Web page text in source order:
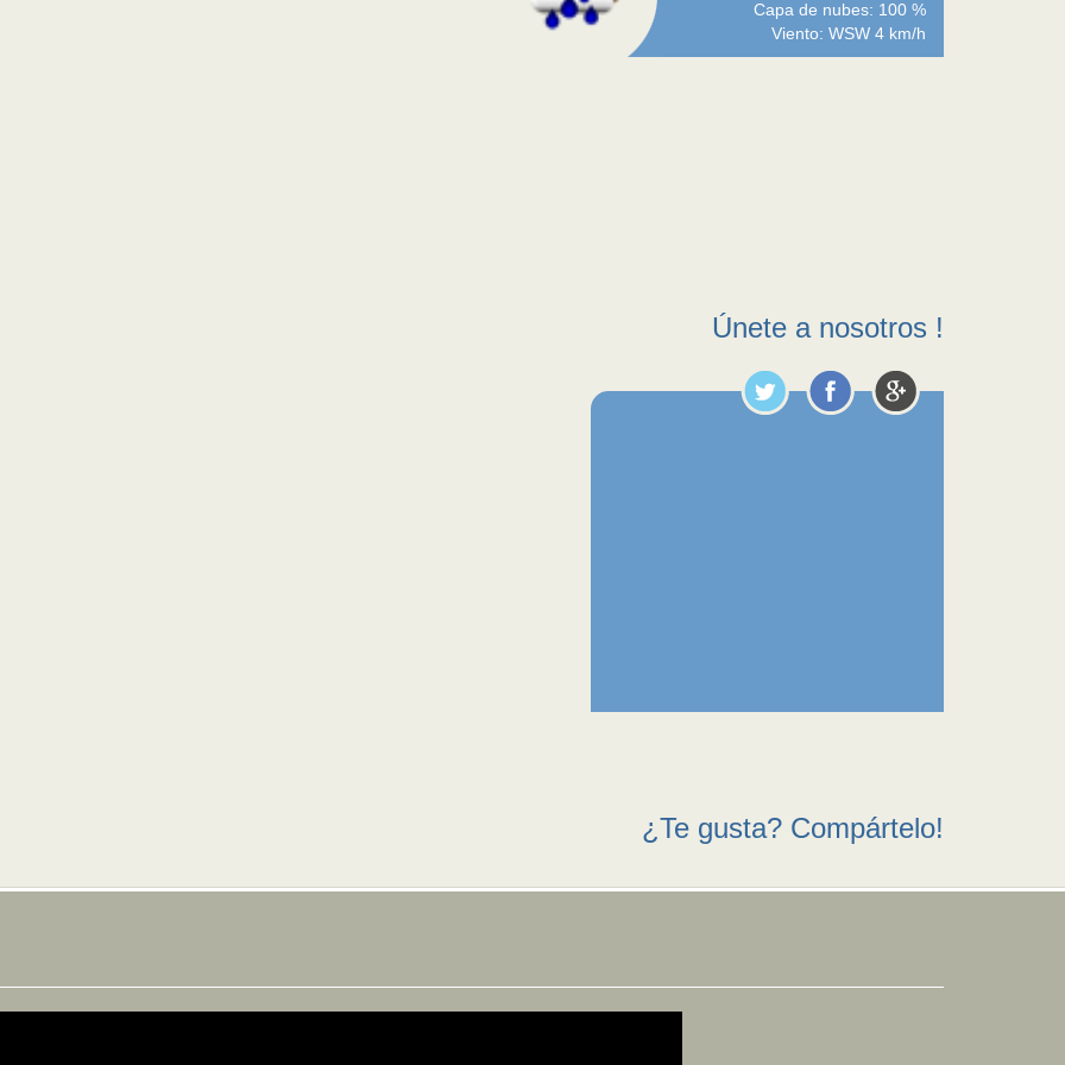
Capa de nubes: 100 %
Viento: WSW 4 km/h
Únete a nosotros !
¿Te gusta? Compártelo!